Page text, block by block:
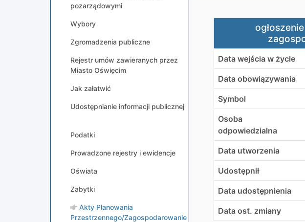
pozarządowymi
Wybory
Zgromadzenia publiczne
Rejestr umów zawieranych przez
Miasto Oświęcim
Jak załatwić
Udostępnianie informacji publicznej
Podatki
Prowadzone rejestry i ewidencje
Oświata
Zabytki
Akty Planowania
Przestrzennego/Zagospodarowanie
ogłoszenie o
Data wejścia w życie
Data obowiązywania
Symbol
Osoba
odpowiedzialna
Data utworzenia
Udostępnił
Data udostępnienia
Data ost. zmiany